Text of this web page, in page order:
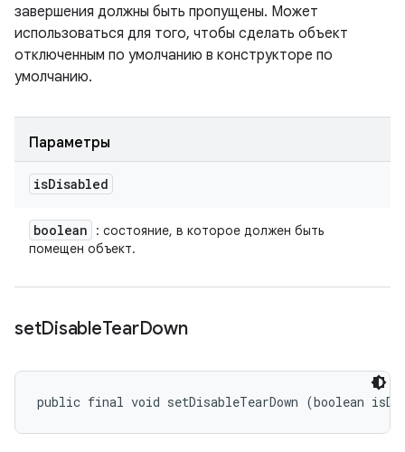
завершения должны быть пропущены. Может
использоваться для того, чтобы сделать объект
отключенным по умолчанию в конструкторе по
умолчанию.
Параметры
isDisabled
boolean
: состояние, в которое должен быть
помещен объект.
setDisableTearDown
public final void setDisableTearDown (boolean